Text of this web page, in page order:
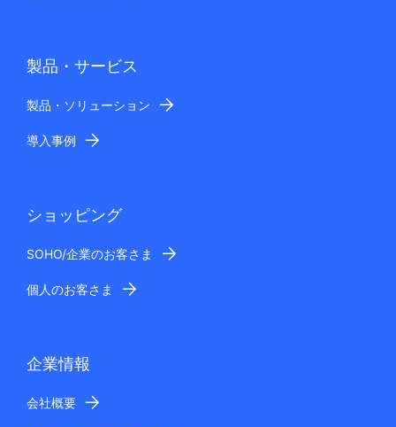
製品・サービス
製品・ソリューション
導入事例
ショッピング
SOHO/企業のお客さま
個人のお客さま
企業情報
会社概要